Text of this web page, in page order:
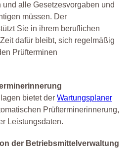
alle Gesetzesvorgaben und
müssen. Der
Sie in ihrem beruflichen
dafür bleibt, sich regelmäßig
Prüfterminen
bietet der Wartungsplaner
Prüfterminerinnerung,
Leistungsdaten.
der Betriebsmittelverwaltung